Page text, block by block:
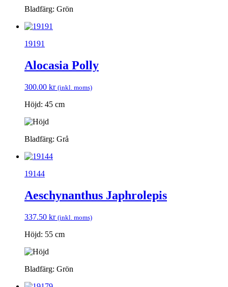
Bladfärg: Grön
19191
Alocasia Polly
300.00 kr (inkl. moms)
Höjd: 45 cm
Bladfärg: Grå
19144
Aeschynanthus Japhrolepis
337.50 kr (inkl. moms)
Höjd: 55 cm
Bladfärg: Grön